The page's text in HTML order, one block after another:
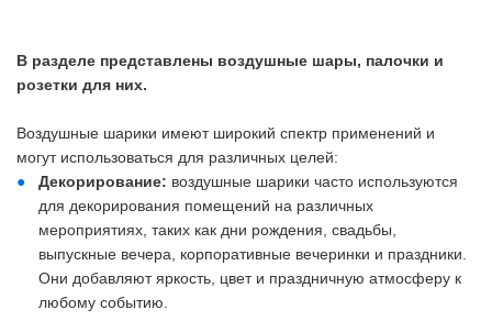
В разделе представлены воздушные шары, палочки и
розетки для них.
Воздушные шарики имеют широкий спектр применений и
могут использоваться для различных целей:
Декорирование: воздушные шарики часто используются
для декорирования помещений на различных
мероприятиях, таких как дни рождения, свадьбы,
выпускные вечера, корпоративные вечеринки и праздники.
Они добавляют яркость, цвет и праздничную атмосферу к
любому событию.